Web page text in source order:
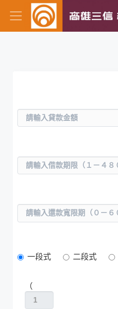
放款本息定額攤還
一段式 二段式
（